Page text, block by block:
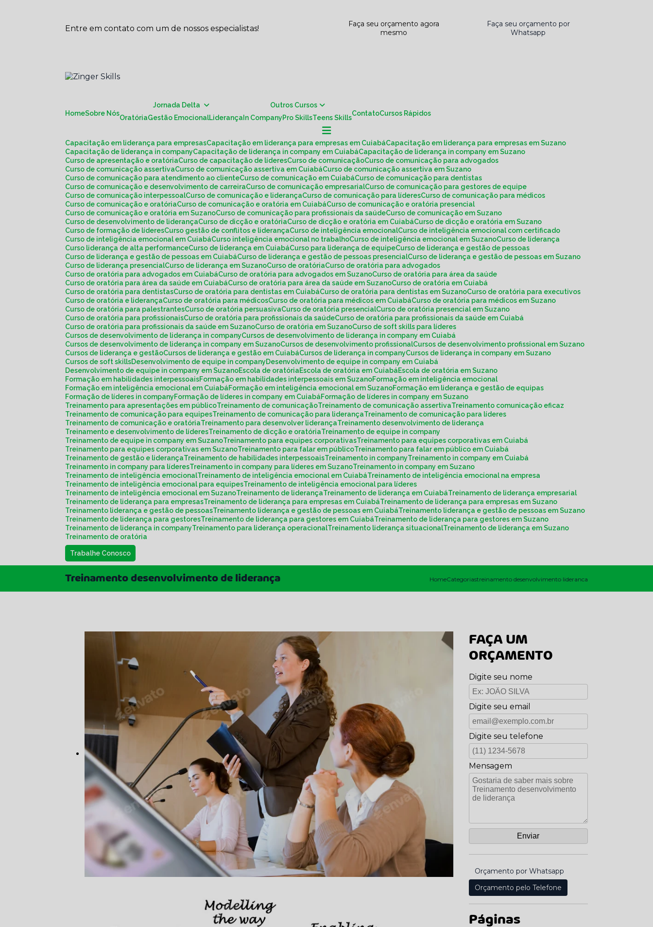
Entre em contato com um de nossos especialistas!
Faça seu orçamento agora
mesmo
Faça seu orçamento por
Whatsapp
Home Sobre Nós
Jornada Delta
Oratória
Gestão Emocional Liderança
Outros Cursos
In Company
Pro Skills Teens Skills
Contato Cursos Rápidos
Capacitação em liderança para empresas Capacitação em liderança para empresas em Cuiabá
Capacitação em liderança para empresas em Suzano
Capacitação de liderança in company
Capacitação de liderança in company em Cuiabá
Capacitação de liderança in company em Suzano
Curso de apresentação e oratória
Curso de capacitação de líderes Curso de comunicação
Curso de comunicação para advogados
Curso de comunicação assertiva
Curso de comunicação assertiva em Cuiabá
Curso de comunicação assertiva em Suzano
Curso de comunicação para atendimento ao cliente
Curso de comunicação em Cuiabá
Curso de comunicação para dentistas
Curso de comunicação e desenvolvimento de carreira
Curso de comunicação empresarial
Curso de comunicação para gestores de equipe
Curso de comunicação interpessoal
Curso de comunicação e liderança Curso de comunicação para líderes
Curso de comunicação para médicos
Curso de comunicação e oratória
Curso de comunicação e oratória em Cuiabá
Curso de comunicação e oratória presencial
Curso de comunicação e oratória em Suzano
Curso de comunicação para profissionais da saúde
Curso de comunicação em Suzano
Curso de desenvolvimento de liderança
Curso de dicção e oratória Curso de dicção e oratória em Cuiabá
Curso de dicção e oratória em Suzano
Curso de formação de líderes
Curso gestão de conflitos e liderança Curso de inteligência emocional
Curso de inteligência emocional com certificado
Curso de inteligência emocional em Cuiabá
Curso inteligência emocional no trabalho Curso de inteligência emocional em Suzano
Curso de liderança
Curso liderança de alta performance
Curso de liderança em Cuiabá Curso para liderança de equipe
Curso de liderança e gestão de pessoas
Curso de liderança e gestão de pessoas em Cuiabá
Curso de liderança e gestão de pessoas presencial
Curso de liderança e gestão de pessoas em Suzano
Curso de liderança presencial
Curso de liderança em Suzano Curso de oratória
Curso de oratória para advogados
Curso de oratória para advogados em Cuiabá
Curso de oratória para advogados em Suzano
Curso de oratória para área da saúde
Curso de oratória para área da saúde em Cuiabá
Curso de oratória para área da saúde em Suzano
Curso de oratória em Cuiabá
Curso de oratória para dentistas
Curso de oratória para dentistas em Cuiabá Curso de oratória para dentistas em Suzano
Curso de oratória para executivos
Curso de oratória e liderança
Curso de oratória para médicos Curso de oratória para médicos em Cuiabá
Curso de oratória para médicos em Suzano
Curso de oratória para palestrantes
Curso de oratória persuasiva Curso de oratória presencial
Curso de oratória presencial em Suzano
Curso de oratória para profissionais
Curso de oratória para profissionais da saúde
Curso de oratória para profissionais da saúde em Cuiabá
Curso de oratória para profissionais da saúde em Suzano
Curso de oratória em Suzano
Curso de soft skills para líderes
Cursos de desenvolvimento de liderança in company
Cursos de desenvolvimento de liderança in company em Cuiabá
Cursos de desenvolvimento de liderança in company em Suzano
Cursos de desenvolvimento profissional
Cursos de desenvolvimento profissional em Suzano
Cursos de liderança e gestão
Cursos de liderança e gestão em Cuiabá Cursos de liderança in company
Cursos de liderança in company em Suzano
Cursos de soft skills
Desenvolvimento de equipe in company
Desenvolvimento de equipe in company em Cuiabá
Desenvolvimento de equipe in company em Suzano Escola de oratória Escola de oratória em Cuiabá Escola de oratória em Suzano
Formação em habilidades interpessoais Formação em habilidades interpessoais em Suzano Formação em inteligência emocional
Formação em inteligência emocional em Cuiabá
Formação em inteligência emocional em Suzano Formação em liderança e gestão de equipas
Formação de líderes in company Formação de líderes in company em Cuiabá
Formação de líderes in company em Suzano
Treinamento para apresentações em público
Treinamento de comunicação Treinamento de comunicação assertiva
Treinamento comunicação eficaz
Treinamento de comunicação para equipes
Treinamento de comunicação para liderança
Treinamento de comunicação para líderes
Treinamento de comunicação e oratória
Treinamento para desenvolver liderança
Treinamento desenvolvimento de liderança
Treinamento e desenvolvimento de líderes
Treinamento de dicção e oratória
Treinamento de equipe in company
Treinamento de equipe in company em Suzano
Treinamento para equipes corporativas
Treinamento para equipes corporativas em Cuiabá
Treinamento para equipes corporativas em Suzano
Treinamento para falar em público
Treinamento para falar em público em Cuiabá
Treinamento de gestão e liderança
Treinamento de habilidades interpessoais Treinamento in company
Treinamento in company em Cuiabá
Treinamento in company para líderes
Treinamento in company para líderes em Suzano
Treinamento in company em Suzano
Treinamento de inteligência emocional
Treinamento de inteligência emocional em Cuiabá
Treinamento de inteligência emocional na empresa
Treinamento de inteligência emocional para equipes
Treinamento de inteligência emocional para líderes
Treinamento de inteligência emocional em Suzano
Treinamento de liderança Treinamento de liderança em Cuiabá
Treinamento de liderança empresarial
Treinamento de liderança para empresas
Treinamento de liderança para empresas em Cuiabá
Treinamento de liderança para empresas em Suzano
Treinamento liderança e gestão de pessoas
Treinamento liderança e gestão de pessoas em Cuiabá
Treinamento liderança e gestão de pessoas em Suzano
Treinamento de liderança para gestores
Treinamento de liderança para gestores em Cuiabá
Treinamento de liderança para gestores em Suzano
Treinamento de liderança in company
Treinamento para liderança operacional Treinamento liderança situacional
Treinamento de liderança em Suzano
Treinamento de oratória
Trabalhe Conosco
HomeCategoriastreinamento desenvolvimento lideranca
Treinamento desenvolvimento de liderança
FAÇA UM
ORÇAMENTO
Digite seu nome
Digite seu email
Digite seu telefone
Mensagem
Orçamento por Whatsapp
Orçamento pelo Telefone
Páginas